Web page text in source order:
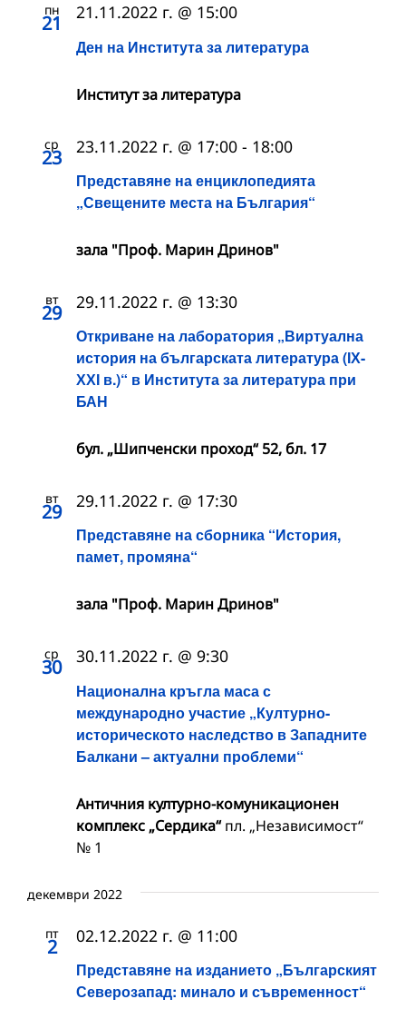
пн
21
Ден на Института за литература
21.11.2022 г. @ 15:00
Институт за литература
ср
23
Представяне на енциклопедията
„Свещените места на България“
23.11.2022 г. @ 17:00 - 18:00
зала "Проф. Марин Дринов"
вт
29
Откриване на лаборатория „Виртуална
история на българската литература (ІХ-
ХХІ в.)“ в Института за литература при
БАН
29.11.2022 г. @ 13:30
бул. „Шипченски проход“ 52, бл. 17
вт
29
Представяне на сборника “История,
памет, промяна“
29.11.2022 г. @ 17:30
зала "Проф. Марин Дринов"
ср
30
Национална кръгла маса с
международно участие „Културно-
историческото наследство в Западните
Балкани – актуални проблеми“
30.11.2022 г. @ 9:30
Античния културно-комуникационен
комплекс „Сердика“пл. „Независимост“
№ 1
декември 2022
пт
2
Представяне на изданието „Българският
Северозапад: минало и съвременност“
02.12.2022 г. @ 11:00